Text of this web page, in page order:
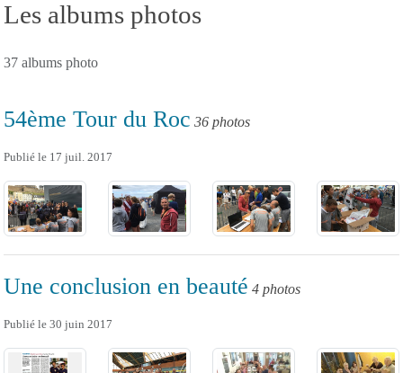
Les albums photos
37 albums photo
54ème Tour du Roc 36 photos
Publié le 17 juil. 2017
Une conclusion en beauté 4 photos
Publié le 30 juin 2017